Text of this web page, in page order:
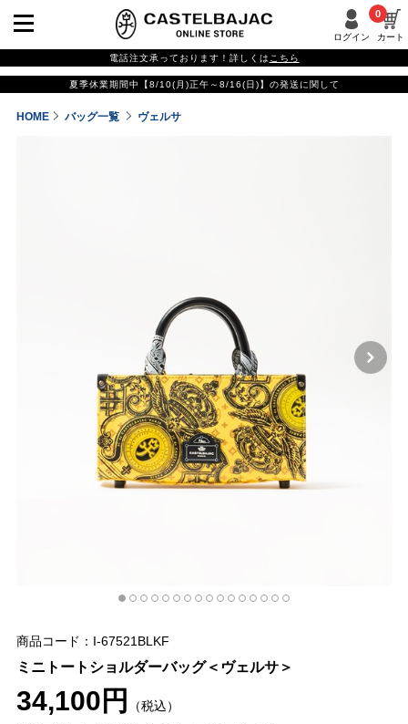
ログイン カート
0
電話注文承っております！詳しくは こちら
夏季休業期間中【8/10(月)正午～8/16(日)】の発送に関して
HOME バッグ一覧 ヴェルサ
商品コード：I-67521BLKF
ミニトートショルダーバッグ＜ヴェルサ＞
34,100円
（税込）